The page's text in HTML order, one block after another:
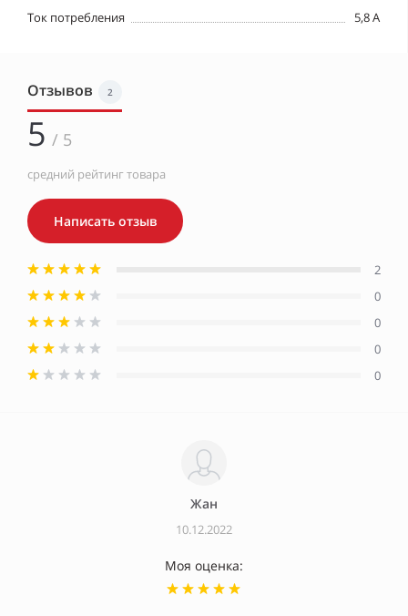
Ток потребления 5,8 A
Отзывов 2
5 / 5
средний рейтинг товара
Написать отзыв
2
0
0
0
0
Жан
10.12.2022
Моя оценка: